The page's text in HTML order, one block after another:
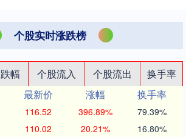
个股实时涨跌榜
幅 个股流入 个股流出
换手率
最新价 涨幅
换手率
116.52 396.89% 79.39%
110.02 20.21% 16.80%